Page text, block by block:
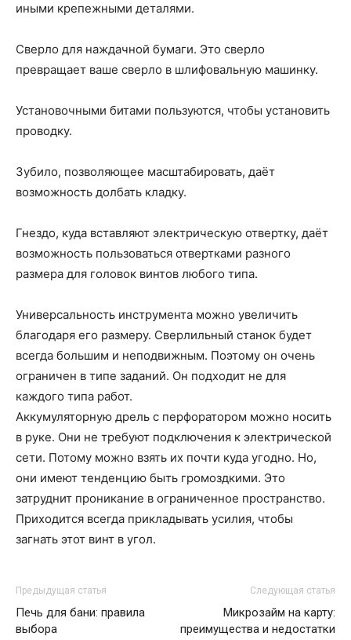
иными крепежными деталями.
Сверло для наждачной бумаги. Это сверло
превращает ваше сверло в шлифовальную машинку.
Установочными битами пользуются, чтобы установить
проводку.
Зубило, позволяющее масштабировать, даёт
возможность долбать кладку.
Гнездо, куда вставляют электрическую отвертку, даёт
возможность пользоваться отвертками разного
размера для головок винтов любого типа.
Универсальность инструмента можно увеличить
благодаря его размеру. Сверлильный станок будет
всегда большим и неподвижным. Поэтому он очень
ограничен в типе заданий. Он подходит не для
каждого типа работ.
Аккумуляторную дрель с перфоратором можно носить
в руке. Они не требуют подключения к электрической
сети. Потому можно взять их почти куда угодно. Но,
они имеют тенденцию быть громоздкими. Это
затруднит проникание в ограниченное пространство.
Приходится всегда прикладывать усилия, чтобы
загнать этот винт в угол.
Предыдущая статья
Печь для бани: правила
выбора
Следующая статья
Микрозайм на карту:
преимущества и недостатки